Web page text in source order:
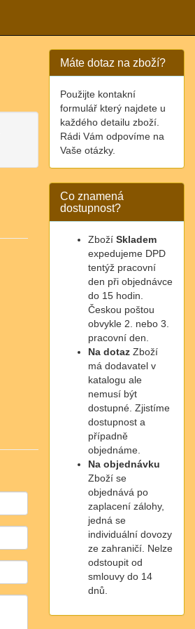
Máte dotaz na zboží?
Použijte kontakní
formulář který najdete u
každého detailu zboží.
Rádi Vám odpovíme na
Vaše otázky.
Co znamená
dostupnost?
Zboží Skladem
expedujeme DPD
tentýž pracovní
den při objednávce
do 15 hodin.
Českou poštou
obvykle 2. nebo 3.
pracovní den.
Na dotaz Zboží
má dodavatel v
katalogu ale
nemusí být
dostupné. Zjistíme
dostupnost a
případně
objednáme.
Na objednávku
Zboží se
objednává po
zaplacení zálohy,
jedná se
individuální dovozy
ze zahraničí. Nelze
odstoupit od
smlouvy do 14
dnů.